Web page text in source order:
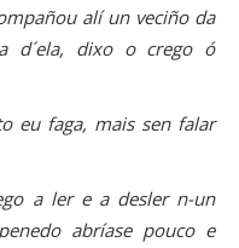
alí un veciño da
d´ela, dixo o crego ó
eu faga, mais sen falar
a ler e a desler n-un
abríase pouco e